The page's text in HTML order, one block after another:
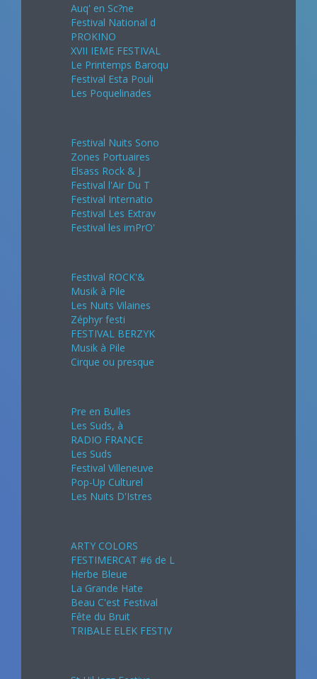
Auq' en Sc?ne
Festival National d
PROKINO
XVII IEME FESTIVAL
Le Printemps Baroqu
Festival Esta Pouli
Les Poquelinades
Festival Nuits Sono
Zones Portuaires
Elsass Rock & J
Festival l'Air Du T
Festival Internatio
Festival Les Extrav
Festival les imPrO'
Festival ROCK'&
Musik à Pile
Les Nuits Vilaines
Zéphyr festi
FESTIVAL BERZYK
Musik à Pile
Cirque ou presque
Pre en Bulles
Les Suds, à
RADIO FRANCE
Les Suds
Festival Villeneuve
Pop-Up Culturel
Les Nuits D'Istres
ARTY COLORS
FESTIMERCAT #6 de L
Herbe Bleue
La Grande Hate
Beau C'est Festival
Fête du Bruit
TRIBALE ELEK FESTIV